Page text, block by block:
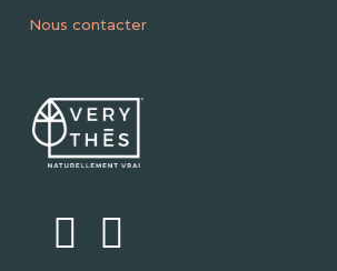
Nous contacter